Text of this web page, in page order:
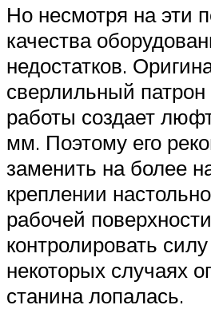
Но несмотря на эти
качества
недостатков.
сверлильный
работы создает
мм. Поэтому его
заменить на более
креплении
рабочей
контролировать
некоторых случаях
станина лопалась.